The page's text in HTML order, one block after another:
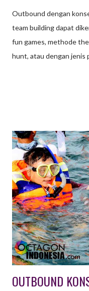
Outbound dengan
team building dapat
fun games, methode
hunt, atau dengan jenis
cukup tinggi, EXXO
atau kelompok pemain
kelompok lain dengan
Peluru cat yang
dan tidak beracun,
menembakkannya
gun. Peralatan lain yang
Selain untuk
sebagai simulasi /
OUTBOUND